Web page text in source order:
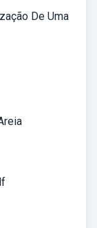
De Uma